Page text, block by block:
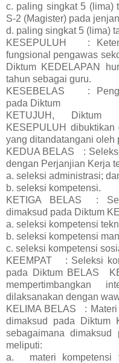
c. paling singkat 5 (lima)
S-2 (Magister) pada
d. paling singkat 5 (lima)
KESEPULUH
:
fungsional pengawas
Diktum KEDELAPAN
tahun sebagai guru.
KESEBELAS
:
pada Diktum
KETUJUH, Diktum
KESEPULUH
yang ditandatangani oleh
KEDUA BELAS
:
dengan Perjanjian Kerja
a. seleksi administrasi;
b. seleksi kompetensi.
KETIGA BELAS
:
dimaksud pada Diktum
a. seleksi kompetensi
b. seleksi kompetensi
c. seleksi kompetensi
KEEMPAT
: Seleksi
pada Diktum BELAS
mempertimbangkan
dilaksanakan dengan
KELIMA BELAS
:
dimaksud pada Diktum
sebagaimana
meliputi:
a.
materi